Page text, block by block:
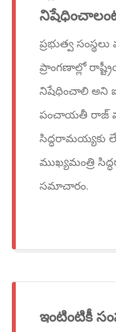
ప్రభుత్వ
ప్రాంగణాల్లో
నిషేధించాలి అని
పంచాయతీ రాజ్
సిద్ధరామయ్యకు
ముఖ్యమంత్రి
సమాచారం.
ఇంటింటికీ